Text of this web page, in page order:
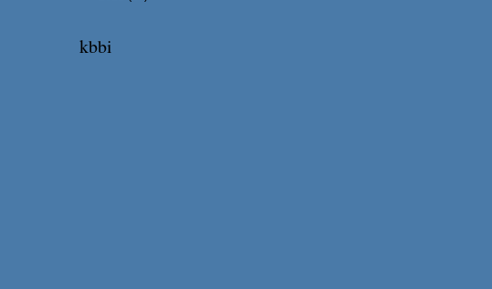
kbbi